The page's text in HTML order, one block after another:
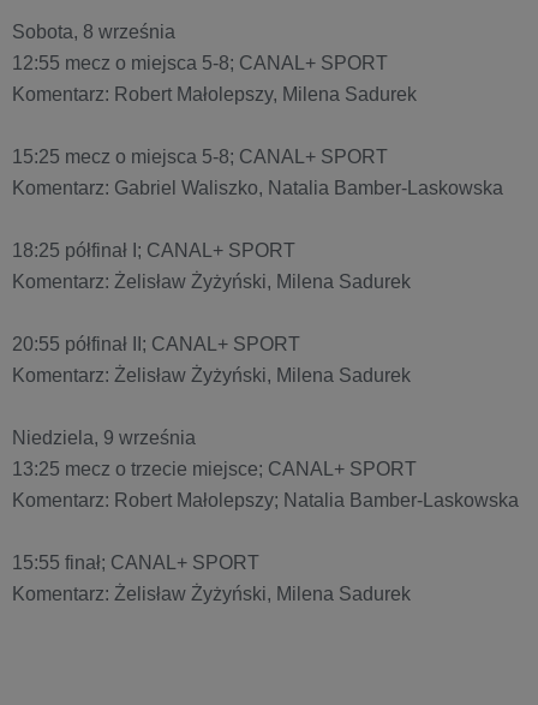
Sobota, 8 września
12:55 mecz o miejsca 5-8; CANAL+ SPORT
Komentarz: Robert Małolepszy, Milena Sadurek
15:25 mecz o miejsca 5-8; CANAL+ SPORT
Komentarz: Gabriel Waliszko, Natalia Bamber-Laskowska
18:25 półfinał I; CANAL+ SPORT
Komentarz: Żelisław Żyżyński, Milena Sadurek
20:55 półfinał II; CANAL+ SPORT
Komentarz: Żelisław Żyżyński, Milena Sadurek
Niedziela, 9 września
13:25 mecz o trzecie miejsce; CANAL+ SPORT
Komentarz: Robert Małolepszy; Natalia Bamber-Laskowska
15:55 finał; CANAL+ SPORT
Komentarz: Żelisław Żyżyński, Milena Sadurek